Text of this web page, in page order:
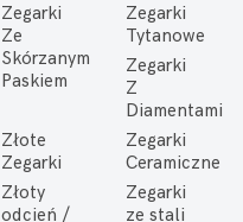
Zegarki
Ze
Skórzanym
Paskiem
Zegarki
Tytanowe
Zegarki
Z
Diamentami
Złote
Zegarki
Zegarki
Ceramiczne
Złoty
odcień /
Zegarki
ze stali